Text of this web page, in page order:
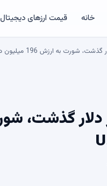
خانه قیمت ارزهای دیجیتال